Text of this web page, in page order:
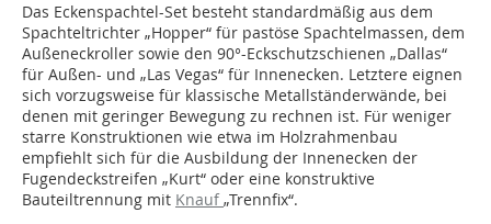
Das Eckenspachtel-Set besteht standardmäßig aus dem
Spachteltrichter „Hopper“ für pastöse Spachtelmassen, dem
Außeneckroller sowie den 90°-Eckschutzschienen „Dallas“
für Außen- und „Las Vegas“ für Innenecken. Letztere eignen
sich vorzugsweise für klassische Metallständerwände, bei
denen mit geringer Bewegung zu rechnen ist. Für weniger
starre Konstruktionen wie etwa im Holzrahmenbau
empfiehlt sich für die Ausbildung der Innenecken der
Fugendeckstreifen „Kurt“ oder eine konstruktive
Bauteiltrennung mit Knauf„Trennfix“.